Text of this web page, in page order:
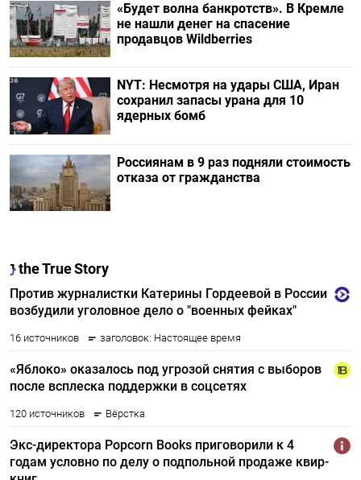
«Будет волна банкротств». В Кремле
не нашли денег на спасение
продавцов Wildberries
NYT: Несмотря на удары США, Иран
сохранил запасы урана для 10
ядерных бомб
Россиянам в 9 раз подняли стоимость
отказа от гражданства